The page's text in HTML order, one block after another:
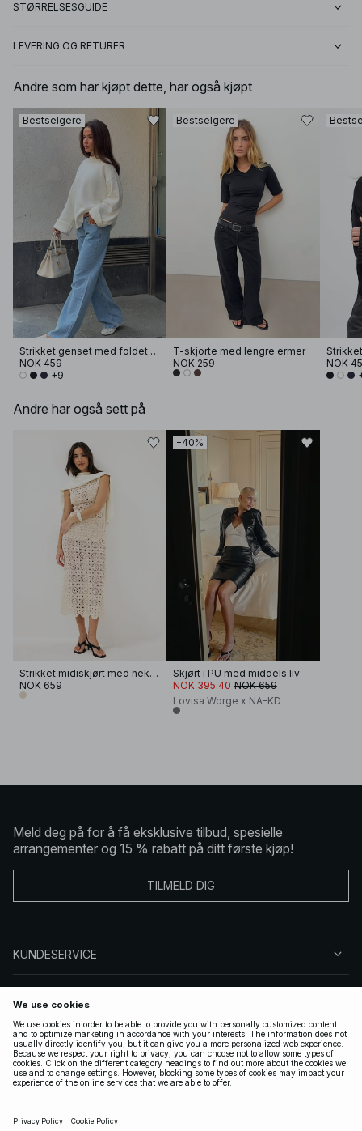
STØRRELSESGUIDE
LEVERING OG RETURER
Andre som har kjøpt dette, har også kjøpt
Bestselgere
Strikket genset med foldet erme
NOK 459
+9
Bestselgere
T-skjorte med lengre ermer
NOK 259
NOK
Andre har også sett på
Strikket midiskjørt med hekling
NOK 659
−40%
Skjørt i PU med middels liv
NOK 395.40 NOK 659
Lovisa Worge x NA-KD
Meld deg på for å få eksklusive tilbud, spesielle
arrangementer og 15 % rabatt på ditt første kjøp!
TILMELD DIG
KUNDESERVICE
FØLG OSS
LOVLIG